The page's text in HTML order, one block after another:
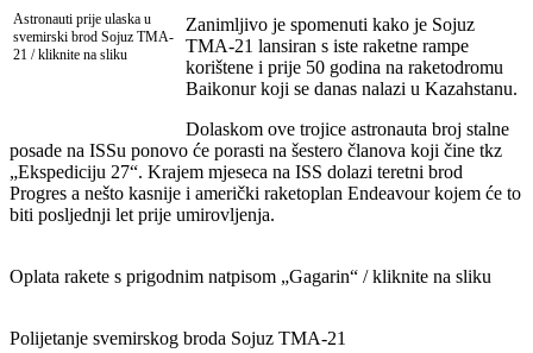
Astronauti prije ulaska u
svemirski brod Sojuz TMA-
21 / kliknite na sliku
Zanimljivo je spomenuti kako je Sojuz
TMA-21 lansiran s iste raketne rampe
korištene i prije 50 godina na raketodromu
Baikonur koji se danas nalazi u Kazahstanu.
Dolaskom ove trojice astronauta broj stalne
posade na ISSu ponovo će porasti na šestero članova koji čine tkz
„Ekspediciju 27“. Krajem mjeseca na ISS dolazi teretni brod
Progres a nešto kasnije i američki raketoplan Endeavour kojem će to
biti posljednji let prije umirovljenja.
Oplata rakete s prigodnim natpisom „Gagarin“ / kliknite na sliku
Polijetanje svemirskog broda Sojuz TMA-21